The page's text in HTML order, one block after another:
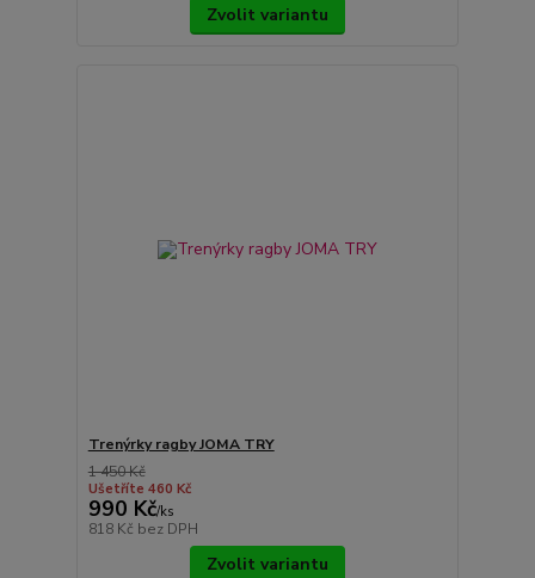
Zvolit variantu
Trenýrky ragby JOMA TRY
1 450 Kč
Ušetříte 460 Kč
990 Kč/ks
818 Kč bez DPH
Zvolit variantu